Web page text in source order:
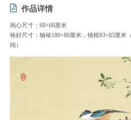
作品详情
画心尺寸：68×68厘米
裱好尺寸：轴裱180×80厘米，镜框83×83厘米
间）